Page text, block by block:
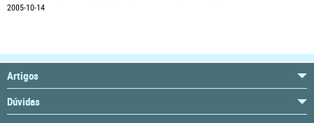
2005-10-14
Artigos
Dúvidas